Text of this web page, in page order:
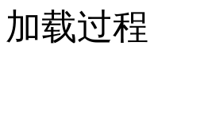
载过程